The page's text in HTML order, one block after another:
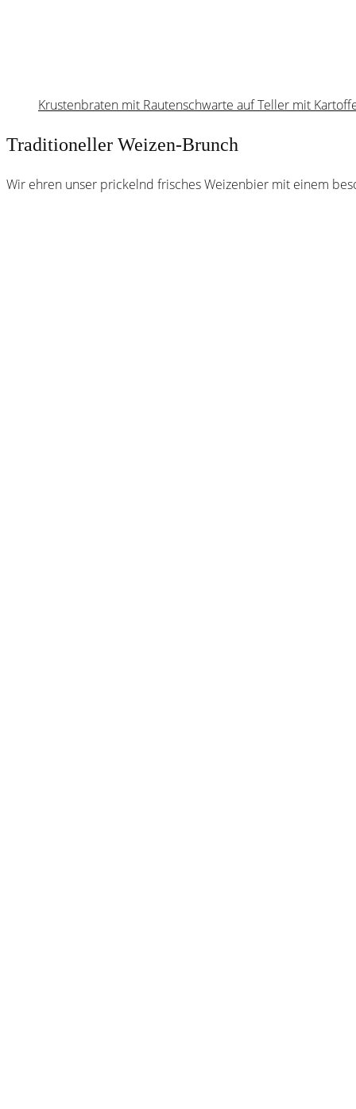
Krustenbraten mit Rautenschwarte auf Teller mit
Traditioneller Weizen-Brunch
Wir ehren unser prickelnd frisches Weizenbier mit einem